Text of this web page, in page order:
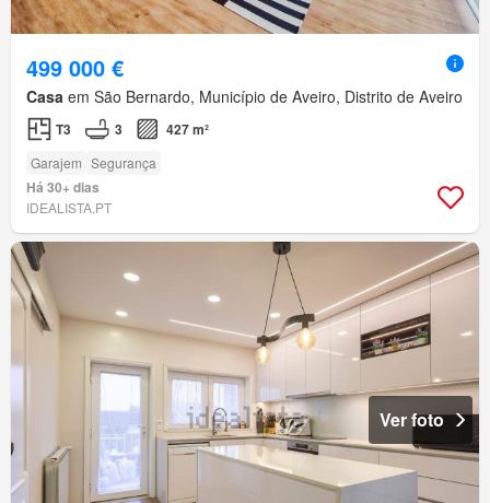
499 000 €
Casa em São Bernardo, Município de Aveiro, Distrito de Aveiro
T3 3 427 m²
Garajem Segurança
Há 30+ dias
IDEALISTA.PT
Ver foto